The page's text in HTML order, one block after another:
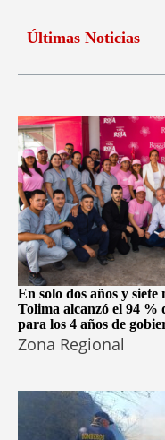
Últimas Noticias
En solo dos años y
Tolima alcanzó el 94 %
para los 4 años de
Zona Regional